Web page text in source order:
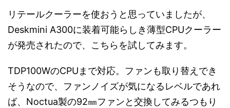
リテールクーラーを使おうと思っていましたが、
Deskmini A300に装着可能らしき薄型CPUクーラー
が発売されたので、こちらを試してみます。
TDP100WのCPUまで対応。ファンも取り替えでき
そうなので、ファンノイズが気になるレベルであれ
ば、Noctua製の92㎜ファンと交換してみるつもり